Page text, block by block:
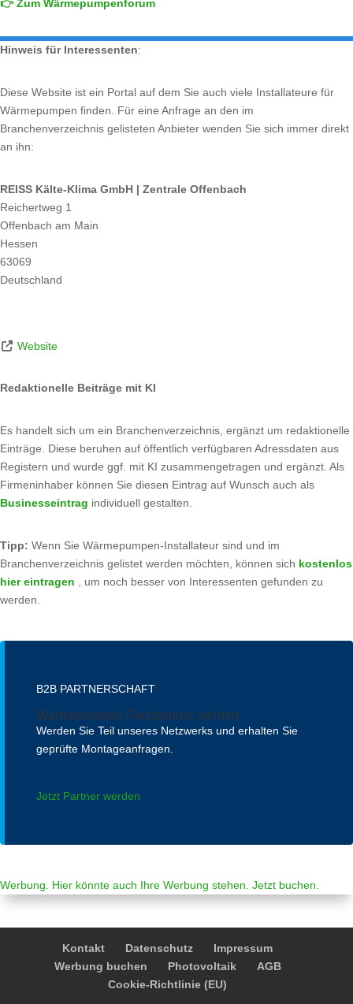
👉 Zum Wärmepumpenforum
Hinweis für Interessenten:
Diese Website ist ein Portal auf dem Sie auch viele Installateure für
Wärmepumpen finden. Für eine Anfrage an den im
Branchenverzeichnis gelisteten Anbieter wenden Sie sich immer direkt
an ihn:
REISS Kälte-Klima GmbH | Zentrale Offenbach
Reichertweg 1
Offenbach am Main
Hessen
63069
Deutschland
Website
Redaktionelle Beiträge mit KI
Es handelt sich um ein Branchenverzeichnis, ergänzt um redaktionelle
Einträge. Diese beruhen auf öffentlich verfügbaren Adressdaten aus
Registern und wurde ggf. mit KI zusammengetragen und ergänzt. Als
Firmeninhaber können Sie diesen Eintrag auf Wunsch auch als
Businesseintrag individuell gestalten.
Tipp: Wenn Sie Wärmepumpen-Installateur sind und im
Branchenverzeichnis gelistet werden möchten, können sich kostenlos
hier eintragen , um noch besser von Interessenten gefunden zu
werden.
B2B PARTNERSCHAFT
Wärmepumpen-Fachpartner werden
Werden Sie Teil unseres Netzwerks und erhalten Sie
geprüfte Montageanfragen.
Jetzt Partner werden
Werbung. Hier könnte auch Ihre Werbung stehen. Jetzt buchen.
Kontakt Datenschutz
Impressum
Werbung buchen
Photovoltaik
AGB
Cookie-Richtlinie (EU)